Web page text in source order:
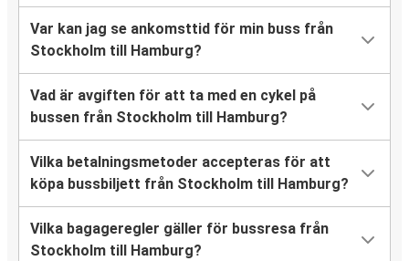
Var kan jag se ankomsttid för min buss från
Stockholm till Hamburg?
Vad är avgiften för att ta med en cykel på
bussen från Stockholm till Hamburg?
Vilka betalningsmetoder accepteras för att
köpa bussbiljett från Stockholm till Hamburg?
Vilka bagageregler gäller för bussresa från
Stockholm till Hamburg?